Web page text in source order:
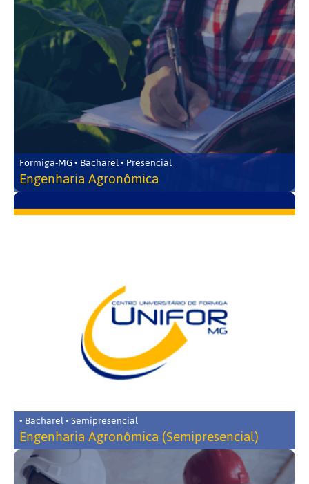
Formiga-MG • Bacharel • Presencial
Engenharia Agronômica
• Bacharel • Semipresencial
Engenharia Agronômica (Semipresencial)